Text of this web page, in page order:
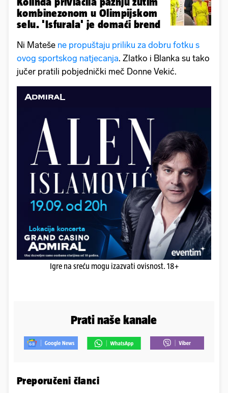
kombinezonom u Olimpijskom
selu. 'Isfurala' je domaći brend
Ni Mateše ne propuštaju priliku za dobru fotku s
ovog sportskog natjecanja. Zlatko i Blanka su tako
jučer pratili pobjednički meč Donne Vekić.
Igre na sreću mogu izazvati ovisnost. 18+
Prati naše kanale
Preporučeni članci